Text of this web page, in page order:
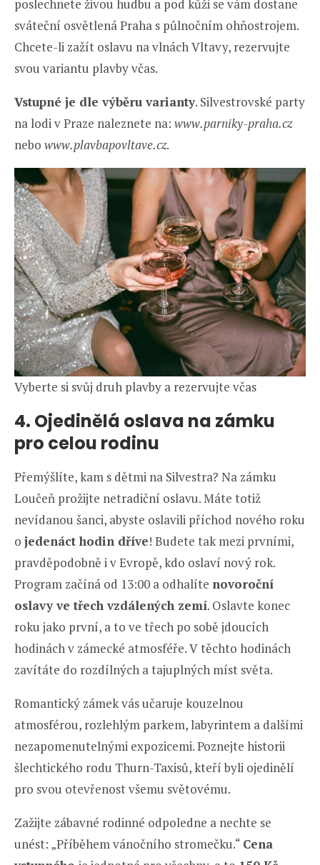
poslechnete živou hudbu a pod kůži se vám dostane
sváteční osvětlená Praha s půlnočním ohňostrojem.
Chcete-li zažít oslavu na vlnách Vltavy, rezervujte
svou variantu plavby včas.
Vstupné je dle výběru varianty. Silvestrovské party
na lodi v Praze naleznete na: www.parniky-praha.cz
nebo www.plavbapovltave.cz.
Vyberte si svůj druh plavby a rezervujte včas
4. Ojedinělá oslava na zámku
pro celou rodinu
Přemýšlíte, kam s dětmi na Silvestra? Na zámku
Loučeň prožijte netradiční oslavu. Máte totiž
nevídanou šanci, abyste oslavili příchod nového roku
o jedenáct hodin dříve! Budete tak mezi prvními,
pravděpodobně i v Evropě, kdo oslaví nový rok.
Program začíná od 13:00 a odhalíte novoroční
oslavy ve třech vzdálených zemí. Oslavte konec
roku jako první, a to ve třech po sobě jdoucích
hodinách v zámecké atmosféře. V těchto hodinách
zavítáte do rozdílných a tajuplných míst světa.
Romantický zámek vás učaruje kouzelnou
atmosférou, rozlehlým parkem, labyrintem a dalšími
nezapomenutelnými expozicemi. Poznejte historii
šlechtického rodu Thurn-Taxisů, kteří byli ojedinělí
pro svou otevřenost všemu světovému.
Zažijte zábavné rodinné odpoledne a nechte se
unést: „Příběhem vánočního stromečku.“ Cena